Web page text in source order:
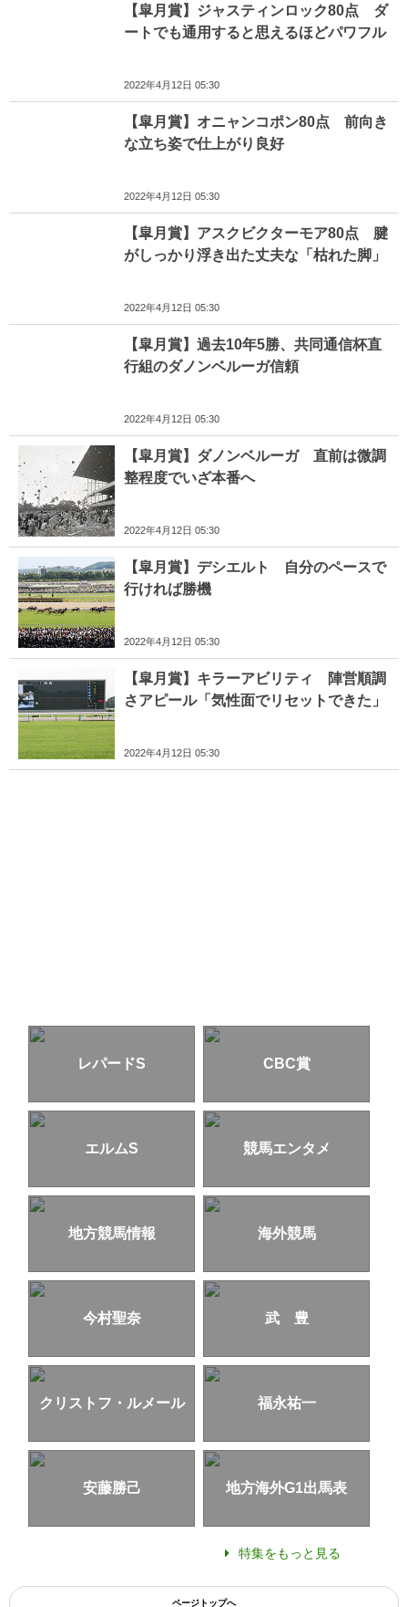
【皐月賞】ジャスティンロック80点 ダ
ートでも通用すると思えるほどパワフル
2022年4月12日 05:30
【皐月賞】オニャンコポン80点 前向き
な立ち姿で仕上がり良好
2022年4月12日 05:30
【皐月賞】アスクビクターモア80点 腱
がしっかり浮き出た丈夫な「枯れた脚」
2022年4月12日 05:30
【皐月賞】過去10年5勝、共同通信杯直
行組のダノンベルーガ信頼
2022年4月12日 05:30
【皐月賞】ダノンベルーガ 直前は微調
整程度でいざ本番へ
2022年4月12日 05:30
【皐月賞】デシエルト 自分のペースで
行ければ勝機
2022年4月12日 05:30
【皐月賞】キラーアビリティ 陣営順調
さアピール「気性面でリセットできた」
2022年4月12日 05:30
レパードS CBC賞
エルムS 競馬エンタメ
地方競馬情報 海外競馬
今村聖奈 武 豊
クリストフ・ルメール 福永祐一
安藤勝己 地方海外G1出馬表
特集をもっと見る
ページトップへ